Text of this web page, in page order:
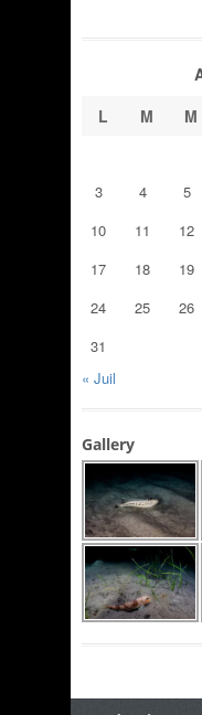
L
M M
3
4 5
10
11 12
17
18 19
24
25 26
31
« Juil
Gallery